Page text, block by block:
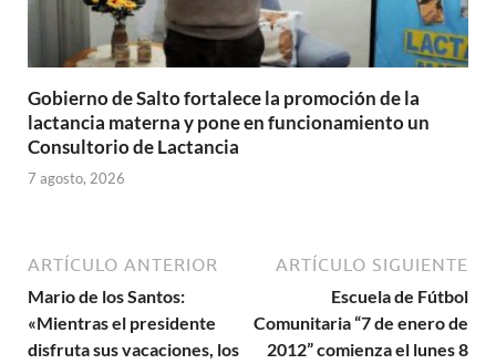
Gobierno de Salto fortalece la promoción de la
lactancia materna y pone en funcionamiento un
Consultorio de Lactancia
7 agosto, 2026
ARTÍCULO ANTERIOR
Mario de los Santos:
«Mientras el presidente
disfruta sus vacaciones, los
ARTÍCULO SIGUIENTE
Escuela de Fútbol
Comunitaria “7 de enero de
2012” comienza el lunes 8